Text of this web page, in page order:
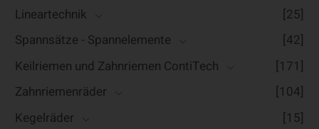
Lineartechnik
[25]
Spannsätze - Spannelemente
[42]
Keilriemen und Zahnriemen ContiTech
[171]
Zahnriemenräder
[104]
Kegelräder
[15]